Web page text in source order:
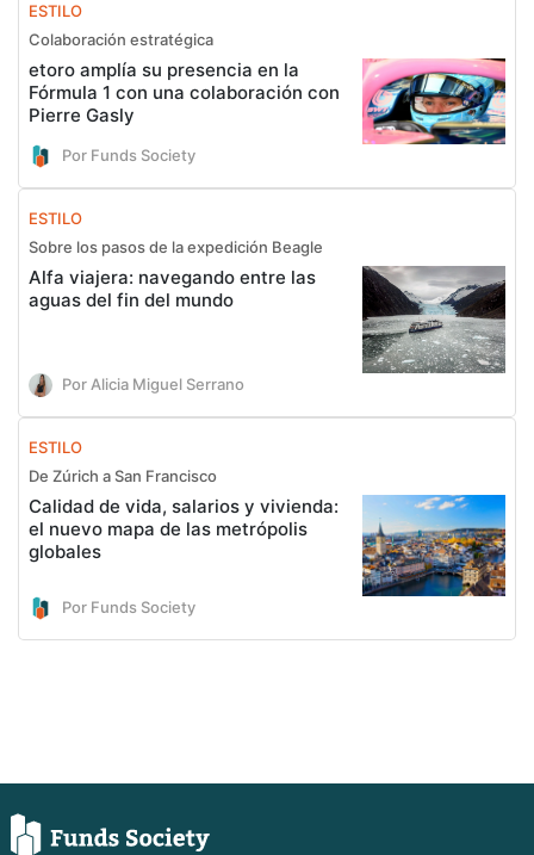
ESTILO
Colaboración estratégica
etoro amplía su presencia en la
Fórmula 1 con una colaboración con
Pierre Gasly
Por Funds Society
ESTILO
Sobre los pasos de la expedición Beagle
Alfa viajera: navegando entre las
aguas del fin del mundo
Por Alicia Miguel Serrano
ESTILO
De Zúrich a San Francisco
Calidad de vida, salarios y vivienda:
el nuevo mapa de las metrópolis
globales
Por Funds Society